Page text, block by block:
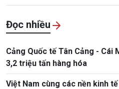
Đọc nhiều
Cảng Quốc tế Tân Cảng - Cái
3,2 triệu tấn hàng hóa
Việt Nam cùng các nền kinh